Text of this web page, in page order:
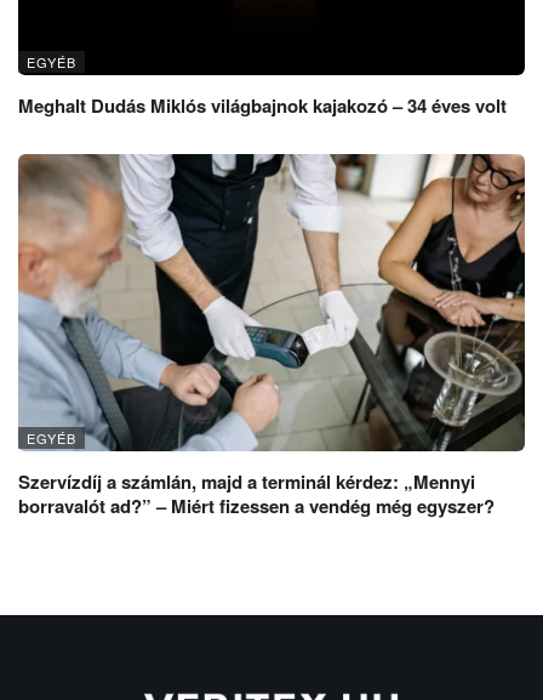
EGYÉB
Meghalt Dudás Miklós világbajnok kajakozó – 34 éves volt
EGYÉB
Szervízdíj a számlán, majd a terminál kérdez: „Mennyi
borravalót ad?” – Miért fizessen a vendég még egyszer?